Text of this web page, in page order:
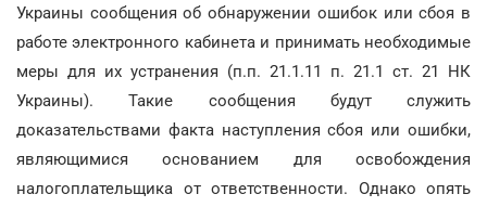
Украины сообщения об обнаружении ошибок или сбоя в
работе электронного кабинета и принимать необходимые
меры для их устранения (п.п. 21.1.11 п. 21.1 ст. 21 НК
Украины). Такие сообщения будут служить
доказательствами факта наступления сбоя или ошибки,
являющимися основанием для освобождения
налогоплательщика от ответственности. Однако опять